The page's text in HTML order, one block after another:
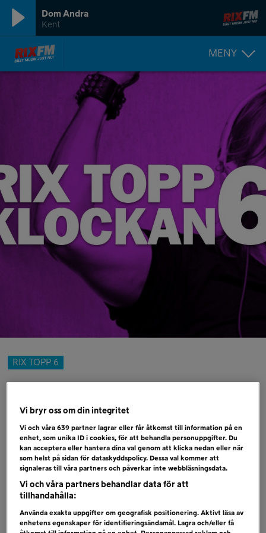
Dom Andra
Kent
MENY
RIX TOPP 6
14 december, 2017
1 ( 1) ED SHEERAN & BEYONCE – PERFEC
2 ( 3) JOAKIM LUNDELL – ONLY HUMAN
3 (NY) CHRIS KLÄFFORD – TREADING WATER
4 ( 3) LUIS FONSI & DEMI LOVATO – ÉCHAME
LA CULPA
5 ( 4) SELENA GOMEZ – WOLVES
Vi bryr oss om din integritet
Vi och våra639 partner lagrar eller får åtkomst till information på en
enhet, som unika ID i cookies, för att behandla personuppgifter. Du
kan acceptera eller hantera dina val genom att klicka nedan eller när
som helst på sidan för dataskyddspolicy. Dessa val kommer att
signaleras till våra partners och påverkar inte webbläsningsdata.
Vi och våra partners behandlar data för att
tillhandahålla:
Använda exakta uppgifter om geografisk positionering. Aktivt läsa av
enhetens egenskaper för identifieringsändamål. Lagra och/eller få